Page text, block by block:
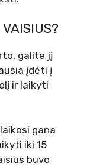
galite jį
įdėti į
ir laikyti
gana
iki 15
buvo